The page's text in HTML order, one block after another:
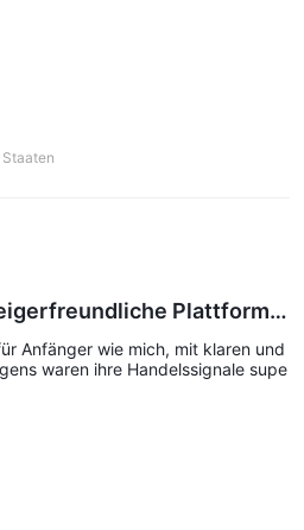
Plattform
Anfänger wie mich, mit klaren und
waren ihre Handelssignale supe